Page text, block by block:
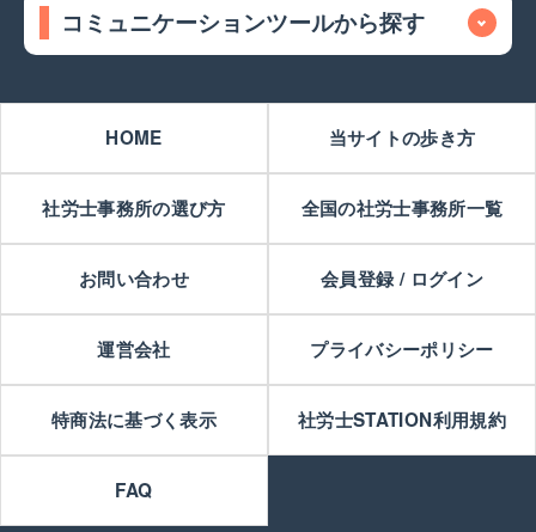
コミュニケーションツールから探す
HOME 当サイトの歩き方
社労士事務所の選び方 全国の社労士事務所一覧
お問い合わせ 会員登録 / ログイン
運営会社 プライバシーポリシー
特商法に基づく表示 社労士STATION利用規約
FAQ